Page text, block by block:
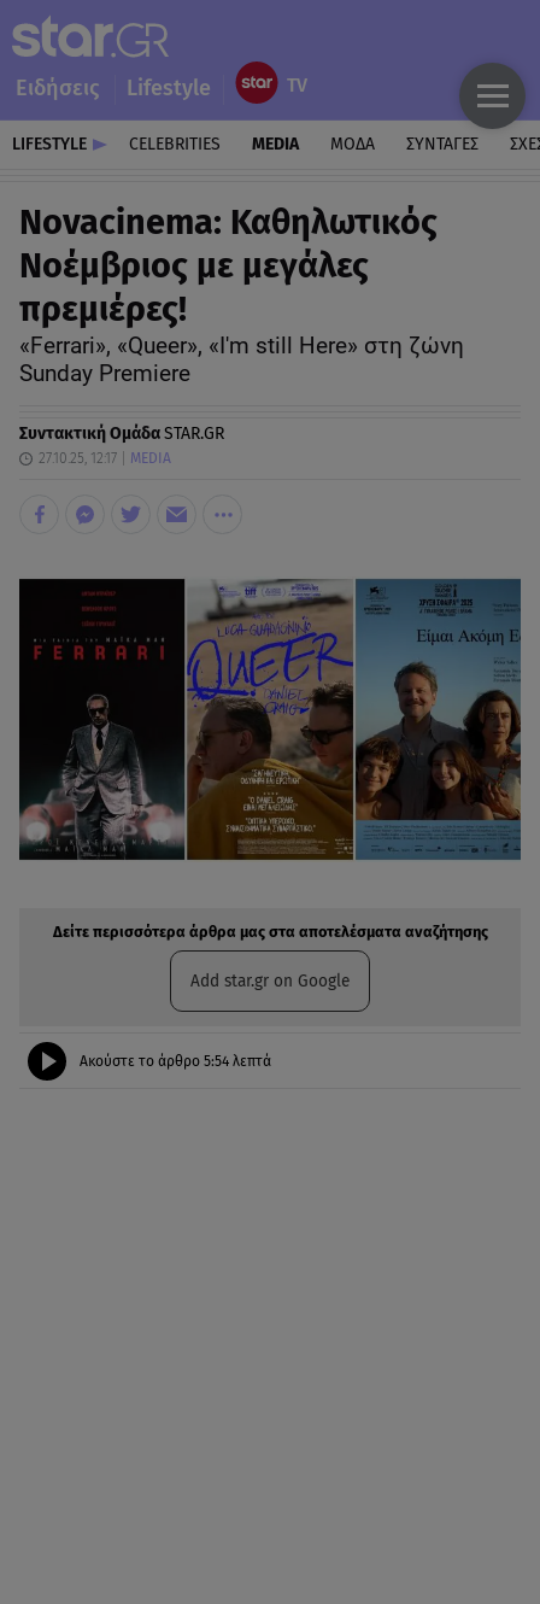
Ειδήσεις Lifestyle
LIFESTYLE CELEBRITIES MEDIA ΜΟΔΑ ΣΥΝΤΑΓΕΣ
Novacinema: Καθηλωτικός
Νοέμβριος με μεγάλες
πρεμιέρες!
«Ferrari», «Queer», «I'm still Here» στη ζώνη
Sunday Premiere
Συντακτική ΟμάδαSTAR.GR
27.10.25, 12:17 MEDIA
Δείτε περισσότερα άρθρα μας στα αποτελέσματα αναζήτησης
Add star.gr on Google
Ακούστε το άρθρο 5:54 λεπτά